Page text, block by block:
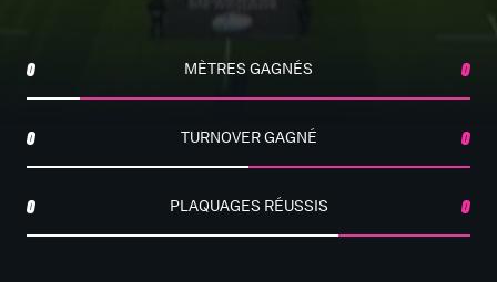
0 MÈTRES GAGNÉS 0
0 TURNOVER GAGNÉ 0
0 PLAQUAGES RÉUSSIS 0